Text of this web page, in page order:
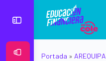
Ver Mural
Portada » AREQUIPA